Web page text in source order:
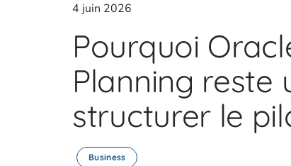
4 juin 2026
Pourquoi
Planning reste
structurer le
Business